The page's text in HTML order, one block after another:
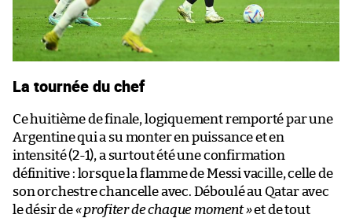
La tournée du chef
Ce huitième de finale, logiquement remporté par une
Argentine qui a su monter en puissance et en
intensité (2-1), a surtout été une confirmation
définitive : lorsque la flamme de Messi vacille, celle de
son orchestre chancelle avec. Déboulé au Qatar avec
le désir de« profiter de chaque moment »et de tout